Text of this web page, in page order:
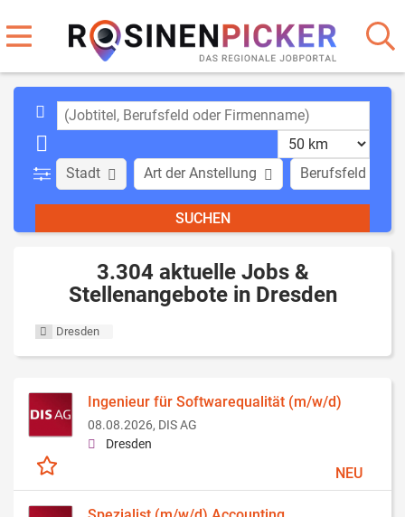
Stadt Art der Anstellung Berufsfeld
3.304 aktuelle Jobs &
Stellenangebote in Dresden
Dresden
Ingenieur für Softwarequalität (m/w/d)
08.08.2026, DIS AG
Dresden
NEU